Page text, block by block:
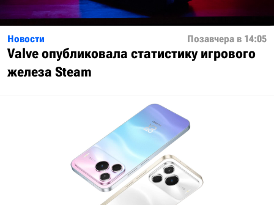
Новости Позавчера в 14:05
Valve опубликовала статистику игрового
железа Steam